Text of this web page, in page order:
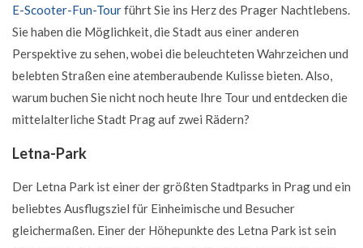
E-Scooter-Fun-Tourführt Sie ins Herz des Prager Nachtlebens.
Sie haben die Möglichkeit, die Stadt aus einer anderen
Perspektive zu sehen, wobei die beleuchteten Wahrzeichen und
belebten Straßen eine atemberaubende Kulisse bieten. Also,
warum buchen Sie nicht noch heute Ihre Tour und entdecken die
mittelalterliche Stadt Prag auf zwei Rädern?
Letna-Park
Der Letna Park ist einer der größten Stadtparks in Prag und ein
beliebtes Ausflugsziel für Einheimische und Besucher
gleichermaßen. Einer der Höhepunkte des Letna Park ist sein